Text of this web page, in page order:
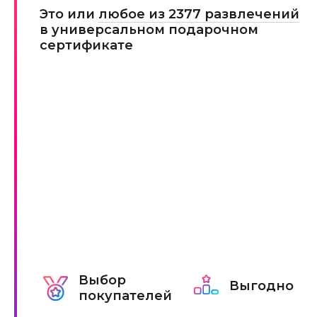
Это или любое из 2377 развлечений
в универсальном подарочном
сертификате
Выбор
покупателей
Выгодно